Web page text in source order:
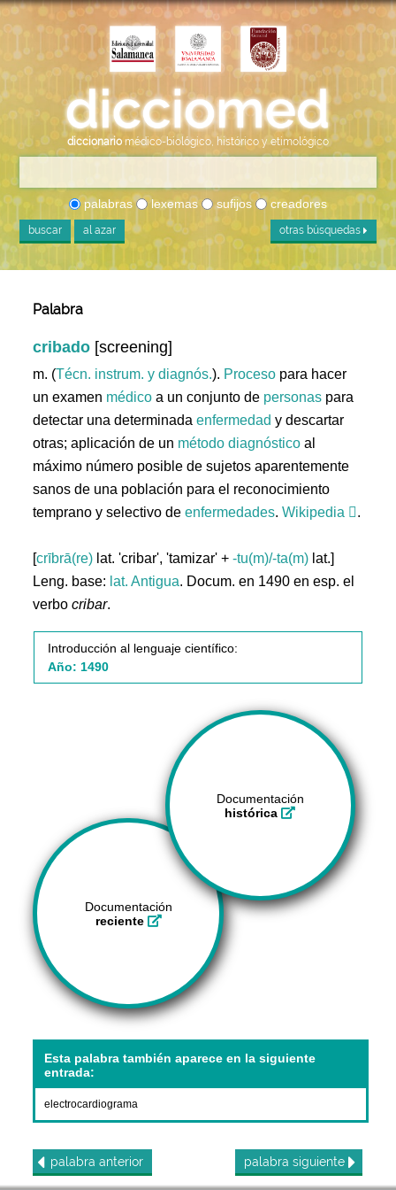
diccionario médico-biológico, histórico y etimológico
palabras lexemas sufijos creadores
buscar al azar otras búsquedas
Palabra
cribado [screening]
m. (Técn. instrum. y diagnós.). Proceso para hacer
un examen médico a un conjunto de personas para
detectar una determinadaenfermedad y descartar
otras; aplicación de un método diagnóstico al
máximo número posible de sujetos aparentemente
sanos de una población para el reconocimiento
temprano y selectivo deenfermedades.Wikipedia .
[crībrā(re) lat. 'cribar', 'tamizar' +-tu(m)/-ta(m) lat.]
Leng. base: lat. Antigua. Docum. en 1490 en esp. el
verbocribar.
Introducción al lenguaje científico:
Año: 1490
Documentación
histórica
Documentación
reciente
Esta palabra también aparece en la siguiente
entrada:
electrocardiograma
palabra anterior palabra siguiente